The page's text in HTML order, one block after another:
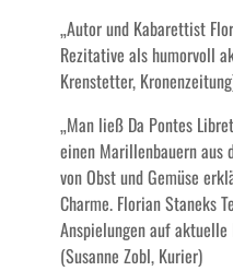
„Autor und Kabarettist
Rezitative als humorvoll
Krenstetter,
„Man ließ Da Pontes
einen Marillenbauern
von Obst und Gemüse
Charme. Florian Staneks
Anspielungen auf
(Susanne Zobl, Kurier)